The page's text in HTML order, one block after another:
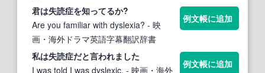
君は失読症を知ってるか?
Are you familiar with dyslexia? - 映
画・海外ドラマ英語字幕翻訳辞書
例文帳に追加
私は失読症だと言われました
I was told I was dyslexic. - 映画・海外
例文帳に追加